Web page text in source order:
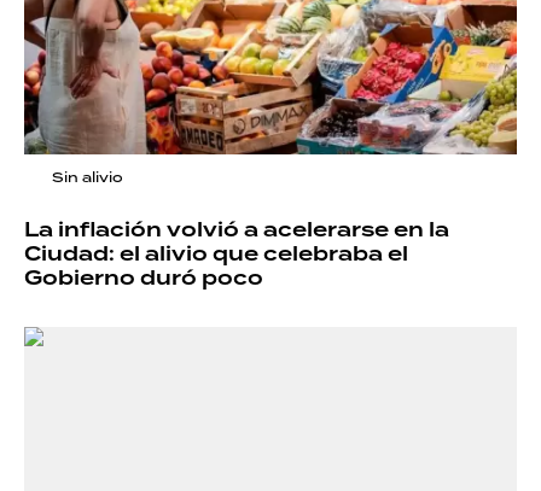
Sin alivio
La inflación volvió a acelerarse en la
Ciudad: el alivio que celebraba el
Gobierno duró poco